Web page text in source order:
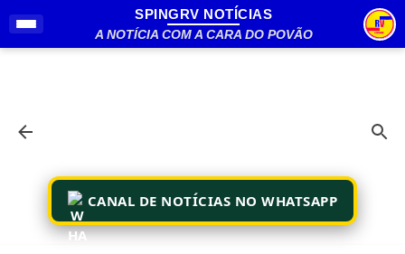
Pular para o conteúdo principal
SPINGRV NOTÍCIAS
A NOTÍCIA COM A CARA DO POVÃO
CANAL DE NOTÍCIAS NO WHATSAPP